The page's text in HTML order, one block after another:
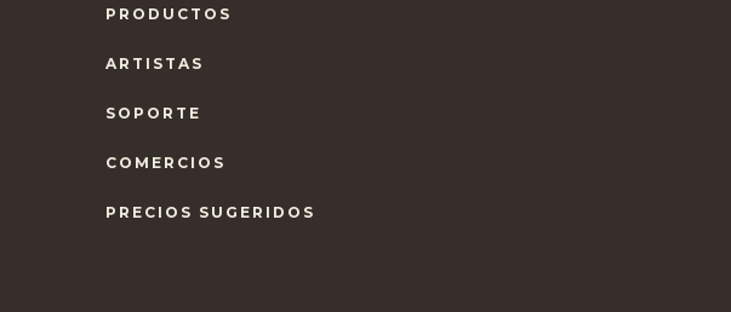
PRODUCTOS
ARTISTAS
SOPORTE
COMERCIOS
PRECIOS SUGERIDOS